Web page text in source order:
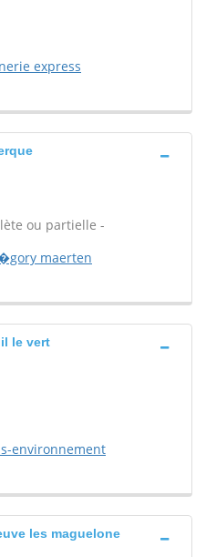
express
ou partielle -
maerten
le vert
environnement
les maguelone